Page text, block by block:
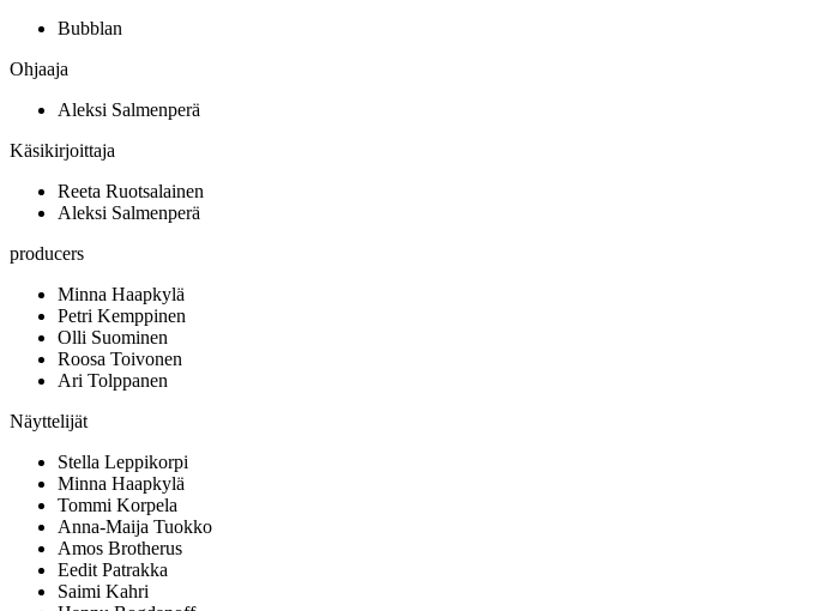
Bubblan
Ohjaaja
Aleksi Salmenperä
Käsikirjoittaja
Reeta Ruotsalainen
Aleksi Salmenperä
producers
Minna Haapkylä
Petri Kemppinen
Olli Suominen
Roosa Toivonen
Ari Tolppanen
Näyttelijät
Stella Leppikorpi
Minna Haapkylä
Tommi Korpela
Anna-Maija Tuokko
Amos Brotherus
Eedit Patrakka
Saimi Kahri